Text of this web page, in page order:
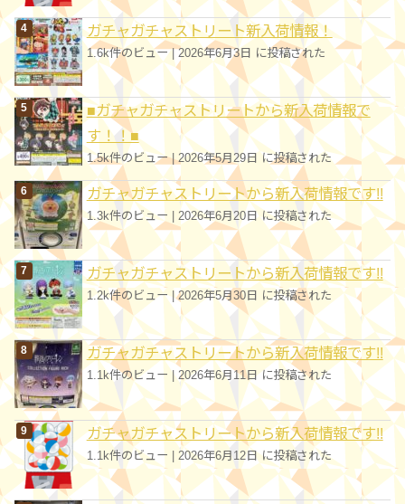
ガチャガチャストリート新入荷情報！
1.6k件のビュー|2026年6月3日 に投稿された
■ガチャガチャストリートから新入荷情報で
す！！■
1.5k件のビュー|2026年5月29日 に投稿された
ガチャガチャストリートから新入荷情報です!!
1.3k件のビュー | 2026年6月20日 に投稿された
ガチャガチャストリートから新入荷情報です!!
1.2k件のビュー|2026年5月30日 に投稿された
ガチャガチャストリートから新入荷情報です!!
1.1k件のビュー |2026年6月11日 に投稿された
ガチャガチャストリートから新入荷情報です!!
1.1k件のビュー 2026年6月12日 に投稿された